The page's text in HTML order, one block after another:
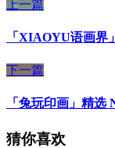
上一篇
「XIAOYU语画界
下一篇
「兔玩印画」精选
猜你喜欢